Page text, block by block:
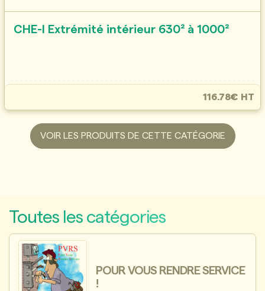
CHE-I Extrémité intérieur 630² à 1000²
116.78€ HT
VOIR LES PRODUITS DE CETTE CATÉGORIE
Toutes les catégories
POUR VOUS RENDRE SERVICE
!